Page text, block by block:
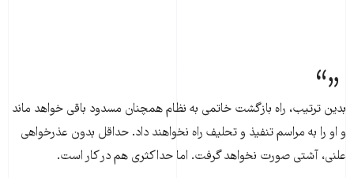
بدین ترتیب، راه بازگشت خاتمی به نظام همچنان مسدود باقی خواهد ماند
و او را به مراسم تنفیذ و تحلیف راه نخواهند داد. حداقل بدون عذرخواهی
علنی، آشتی صورت نخواهد گرفت. اما حداکثری هم در کار است.